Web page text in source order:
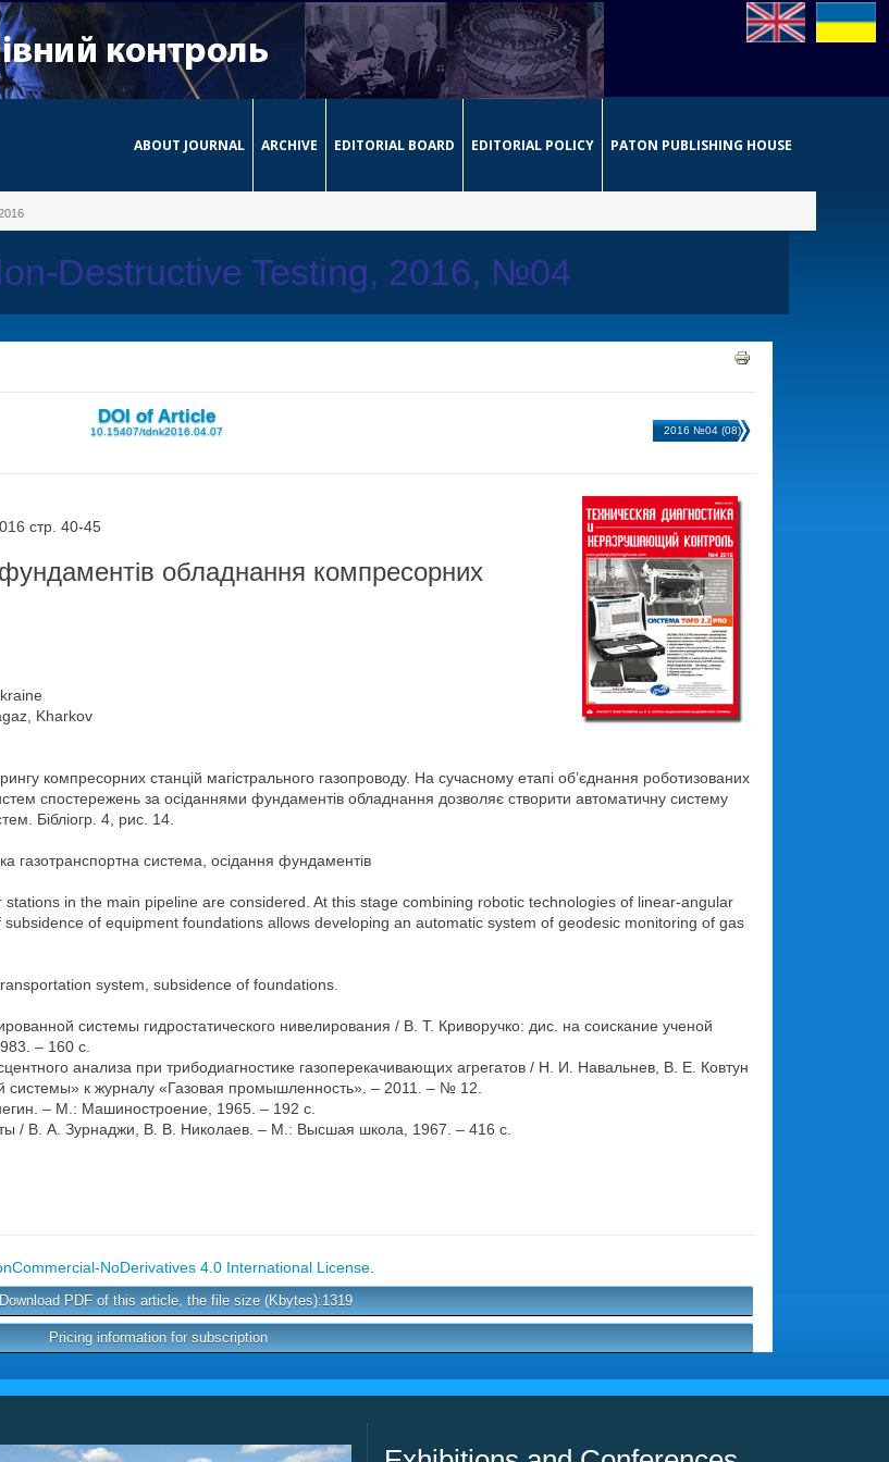
ABOUT JOURNAL ARCHIVE EDITORIAL BOARD EDITORIAL POLICY PATON PUBLISHING HOUSE
Destructive Testing, 2016, №04
DOI of Article
10.15407/tdnk2016.04.07 2016 №04 (08)
стр. 40-45
обладнання компресорних
Kharkov
компресорних станцій магістрального газопроводу. На сучасному етапі об’єднання роботизованих
спостережень за осіданнями фундаментів обладнання дозволяє створити автоматичну систему
Бібліогр. 4, рис. 14.
газотранспортна система, осідання фундаментів
in the main pipeline are considered. At this stage combining robotic technologies of linear-angular
of equipment foundations allows developing an automatic system of geodesic monitoring of gas
system, subsidence of foundations.
системы гидростатического нивелирования / В. Т. Криворучко: дис. на соискание ученой
– 160 c.
анализа при трибодиагностике газоперекачивающих агрегатов / Н. И. Навальнев, В. Е. Ковтун
системы» к журналу «Газовая промышленность». – 2011. – № 12.
– М.: Машиностроение, 1965. – 192 с.
/ В. А. Зурнаджи, В. В. Николаев. – М.: Высшая школа, 1967. – 416 с.
NoDerivatives 4.0 International License
PDF of this article, the file size (Kbytes):1319
Pricing information for subscription